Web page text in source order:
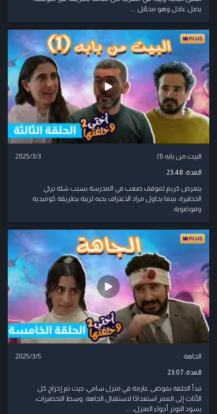
يصل عادل وهو محمّل ....
البيت من بابه (1) 2025/3/3
المدة: 23:48
يتعرض كريم لموقف صعب في المدرسة بسبب شلة تركي
الخطيرة، بينما يحاول مراد الاعتراف بحبه لزينة بطريقة كوميدية
وفوضوية.
الجاهة 2025/3/5
المدة:23:07
تبدأ الحلقة بفوضى عارمة في منزل سامي، حيث تم إخراج كل
الأثاث إلى الممر استعدادًا لاستقبال الجاهة. وسط التحضيرات،
يسود التوتر أجواء المنزل، ....